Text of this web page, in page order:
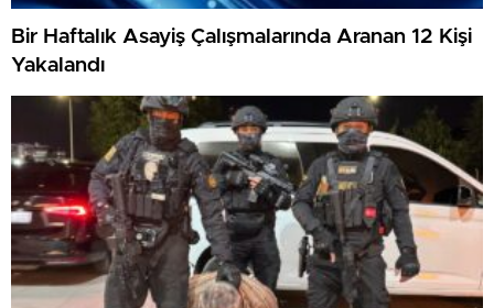
Bir Haftalık Asayiş Çalışmalarında Aranan 12 Kişi
Yakalandı